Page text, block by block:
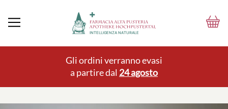
Gli ordini verranno evasi
a partire dal 24 agosto